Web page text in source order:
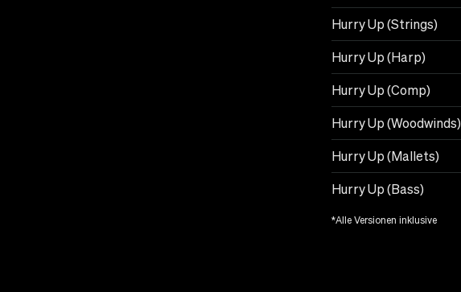
Hurry Up (Strings)
Hurry Up (Harp)
Hurry Up (Comp)
Hurry Up (Woodwinds)
Hurry Up (Mallets)
Hurry Up (Bass)
*Alle Versionen inklusive